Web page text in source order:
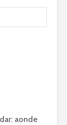
aonde